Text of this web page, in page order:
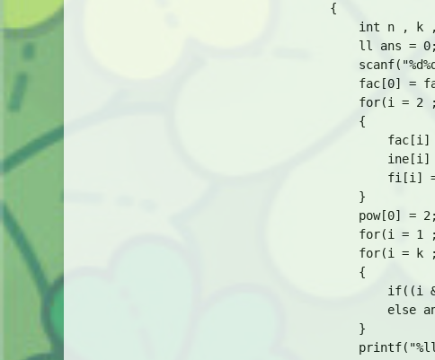
{
int n , k
    ll ans = 0;
fac[0] =
for(i = 2
    {
fac[i]
ine[i]
fi[i]
    }
    pow[0] = 2;
for(i = 1
for(i = k
    {
if((i
else
    }